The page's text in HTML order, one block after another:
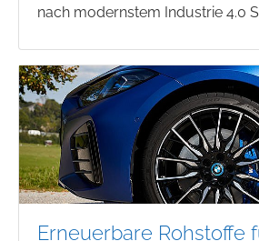
nach modernstem Industrie 4.0
Erneuerbare Rohstoffe